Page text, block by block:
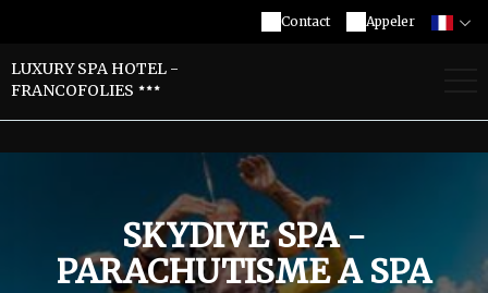
Appeler
Contact
LUXURY SPA HOTEL -
FRANCOFOLIES
SKYDIVE SPA -
PARACHUTISME A SPA